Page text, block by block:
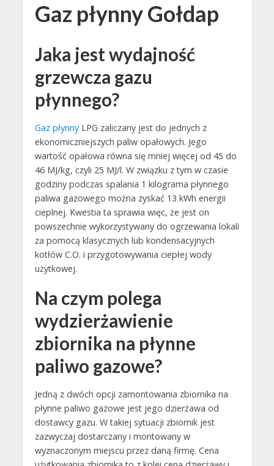
Gaz płynny Gołdap
Jaka jest wydajność
grzewcza gazu
płynnego?
Gaz płynnyLPG zaliczany jest do jednych z
ekonomiczniejszych paliw opałowych. Jego
wartość opałowa równa się mniej więcej od 45 do
46 MJ/kg, czyli 25 MJ/l. W związku z tym w czasie
godziny podczas spalania 1 kilograma płynnego
paliwa gazowego można zyskać 13 kWh energii
cieplnej. Kwestia ta sprawia więc, że jest on
powszechnie wykorzystywany do ogrzewania lokali
za pomocą klasycznych lub kondensacyjnych
kotłów C.O. i przygotowywania ciepłej wody
użytkowej.
Na czym polega
wydzierżawienie
zbiornika na płynne
paliwo gazowe?
Jedną z dwóch opcji zamontowania zbiornika na
płynne paliwo gazowe jest jego dzierżawa od
dostawcy gazu. W takiej sytuacji zbiornik jest
zazwyczaj dostarczany i montowany w
wyznaczonym miejscu przez daną firmę. Cena